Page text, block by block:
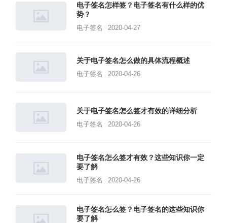
电子签名怎样签？电子签名有什么样的优
势？
电子签名 2020-04-27
关于电子签名怎么做的具体流程概述
电子签名 2020-04-26
关于电子签名怎么签才有效的详细分析
电子签名 2020-04-26
电子签名怎么签才有效？这些知识你一定
要了解
电子签名 2020-04-26
电子签名怎么签？电子签名的这些知识你
要了解